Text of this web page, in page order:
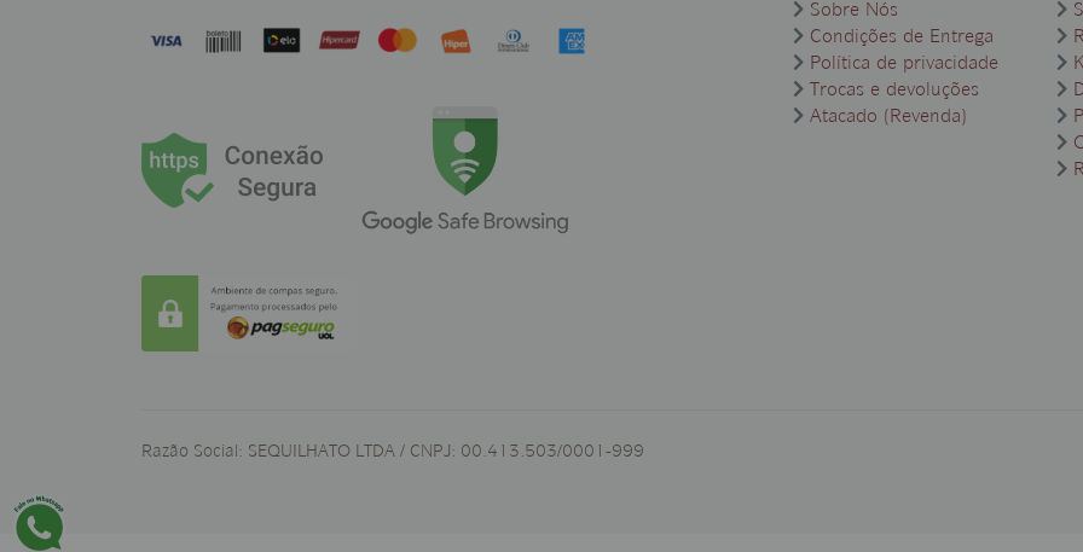
Sobre Nós
Condições de Entrega
Política de privacidade
Trocas e devoluções
Atacado (Revenda)
Razão Social: SEQUILHATO LTDA / CNPJ: 00.413.503/0001-999